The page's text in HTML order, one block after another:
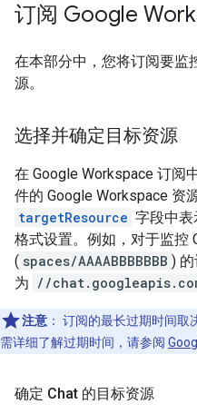
订阅 Google
在本部分中，您将订阅要监
源。
选择并确定目标资源
在 Google Workspace 订阅
件的 Google Workspace 资
targetResource 字段中
格式设置。例如，对于监控
( spaces/AAAABBBBBBB ) 的
为 //chat.googleapis.com/
注意 ： 订阅的最长过期时间取
需详细了解过期时间，请参阅
确定 Chat 的目标资源